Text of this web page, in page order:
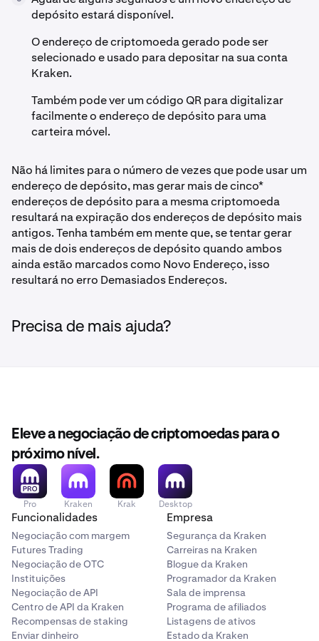
depósito estará disponível.
O endereço de criptomoeda gerado pode ser
selecionado e usado para depositar na sua conta
Kraken.
Também pode ver um código QR para digitalizar
facilmente o endereço de depósito para uma
carteira móvel.
Não há limites para o número de vezes que pode usar um
endereço de depósito, mas gerar mais de cinco*
endereços de depósito para a mesma criptomoeda
resultará na expiração dos endereços de depósito mais
antigos. Tenha também em mente que, se tentar gerar
mais de dois endereços de depósito quando ambos
ainda estão marcados como Novo Endereço, isso
resultará no erro Demasiados Endereços.
Precisa de mais ajuda?
Eleve a negociação de criptomoedas para o
próximo nível.
Pro Kraken Krak Desktop
Funcionalidades
Negociação com margem
Futures Trading
Negociação de OTC
Instituições
Negociação de API
Centro de API da Kraken
Recompensas de staking
Enviar dinheiro
Empresa
Segurança da Kraken
Carreiras na Kraken
Blogue da Kraken
Programador da Kraken
Sala de imprensa
Programa de afiliados
Listagens de ativos
Estado da Kraken